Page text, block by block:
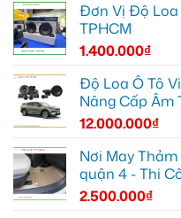
Đơn Vị Độ Loa
TPHCM
1.400.000₫
Độ Loa Ô Tô
Nâng Cấp Âm
12.000.000₫
Nơi May
quận 4 - Thi
2.500.000₫